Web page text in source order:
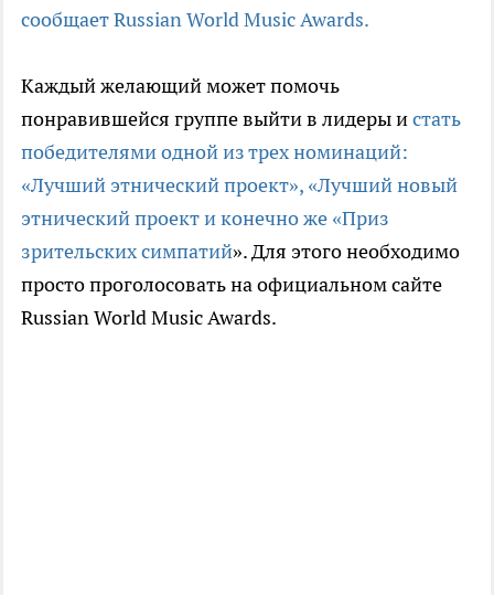
сообщает Russian World Music Awards.
Каждый желающий может помочь
понравившейся группе выйти в лидеры истать
победителями одной из трех номинаций:
«Лучший этнический проект», «Лучший новый
этнический проект и конечно же «Приз
зрительских симпатий». Для этого необходимо
просто проголосовать на официальном сайте
Russian World Music Awards.